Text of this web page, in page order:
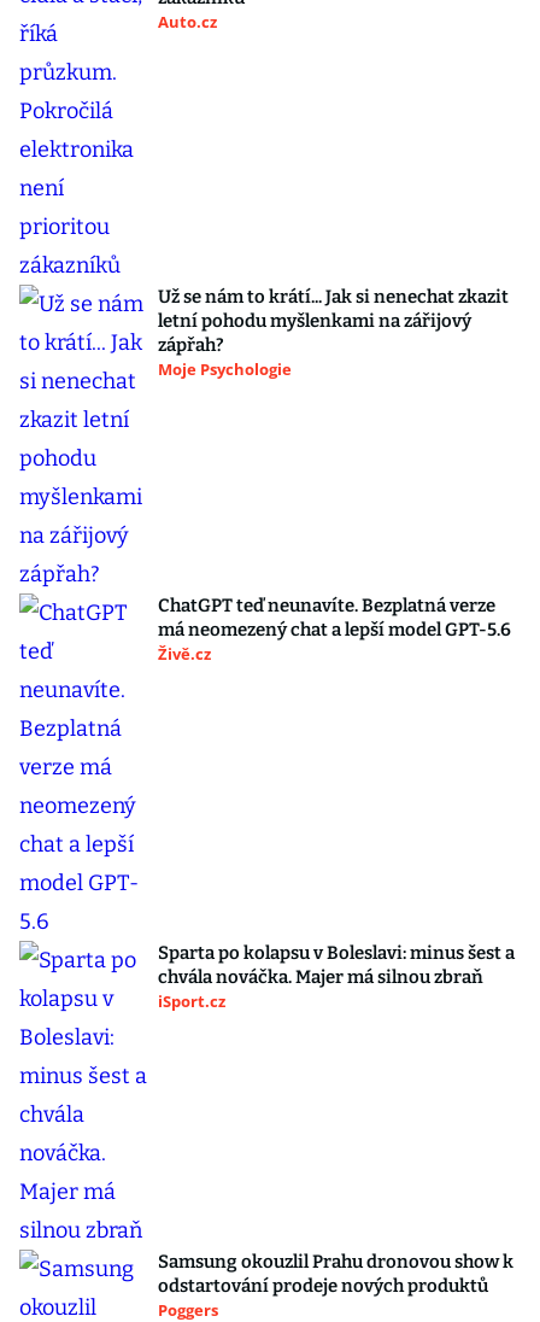
Auto.cz
Už se nám to krátí... Jak si nenechat zkazit
letní pohodu myšlenkami na zářijový
zápřah?
Moje Psychologie
ChatGPT teď neunavíte. Bezplatná verze
má neomezený chat a lepší model GPT-5.6
Živě.cz
Sparta po kolapsu v Boleslavi: minus šest a
chvála nováčka. Majer má silnou zbraň
iSport.cz
Samsung okouzlil Prahu dronovou show k
odstartování prodeje nových produktů
Poggers